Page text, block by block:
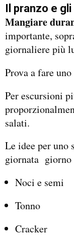
Il pranzo e
Mangiare
importante,
giornaliere più
Prova a fare
Per escursioni
salati.
Le idee per uno
giornata giorno
Noci e semi
Tonno
Cracker